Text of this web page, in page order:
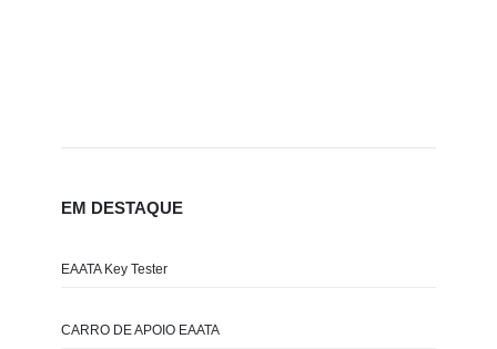
EM DESTAQUE
EAATA Key Tester
CARRO DE APOIO EAATA